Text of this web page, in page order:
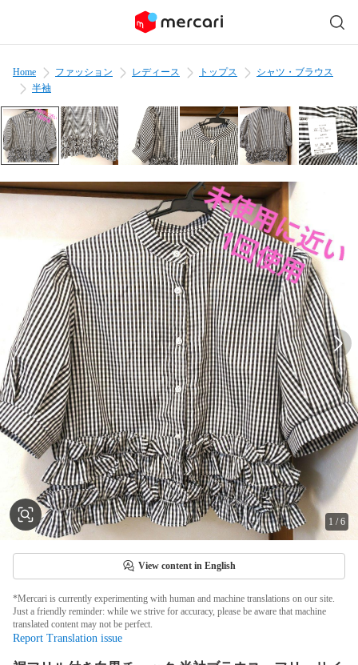
Home ファッション レディース トップス
シャツ・ブラウス
半袖
1 /6
View content in English
*Mercari is currently experimenting with human and machine translations on our site.
Just a friendly reminder: while we strive for accuracy, please be aware that machine
translated content may not be perfect.
Report Translation issue